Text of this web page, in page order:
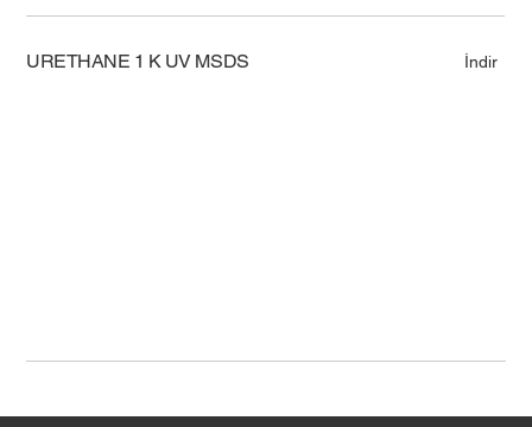
URETHANE 1 K UV MSDS İndir